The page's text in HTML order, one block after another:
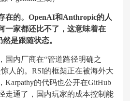
在的。OpenAI和Anthropic的人
一家都还比不了，这意味着在
是跟随状态。
国内厂商在“管道路径明确之
人的。RSI的框架正在被海外大
Karpathy的代码也公开在GitHub
走通了，国内玩家的成本控制能